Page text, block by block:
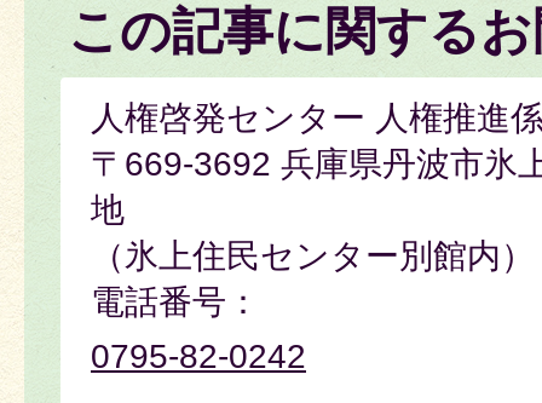
この記事に関する
人権啓発センター 人権推進
〒669-3692 兵庫県丹波市氷
地
（氷上住民センター別館内）
電話番号：
0795-82-0242